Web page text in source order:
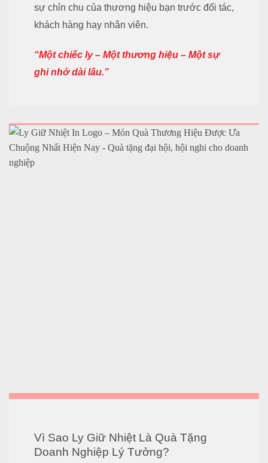
sự chỉn chu của thương hiệu bạn trước đối tác,
khách hàng hay nhân viên.
“Một chiếc ly – Một thương hiệu – Một sự
ghi nhớ dài lâu.”
Vì Sao Ly Giữ Nhiệt Là Quà Tặng
Doanh Nghiệp Lý Tưởng?